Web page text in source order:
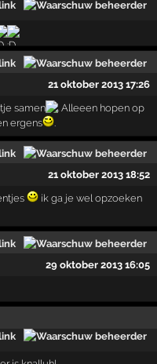
21 oktober 2013 17:26
samen
. Alleeen hopen op
ergens
.
21 oktober 2013 18:52
ik ga je wel opzoeken
29 oktober 2013 16:05